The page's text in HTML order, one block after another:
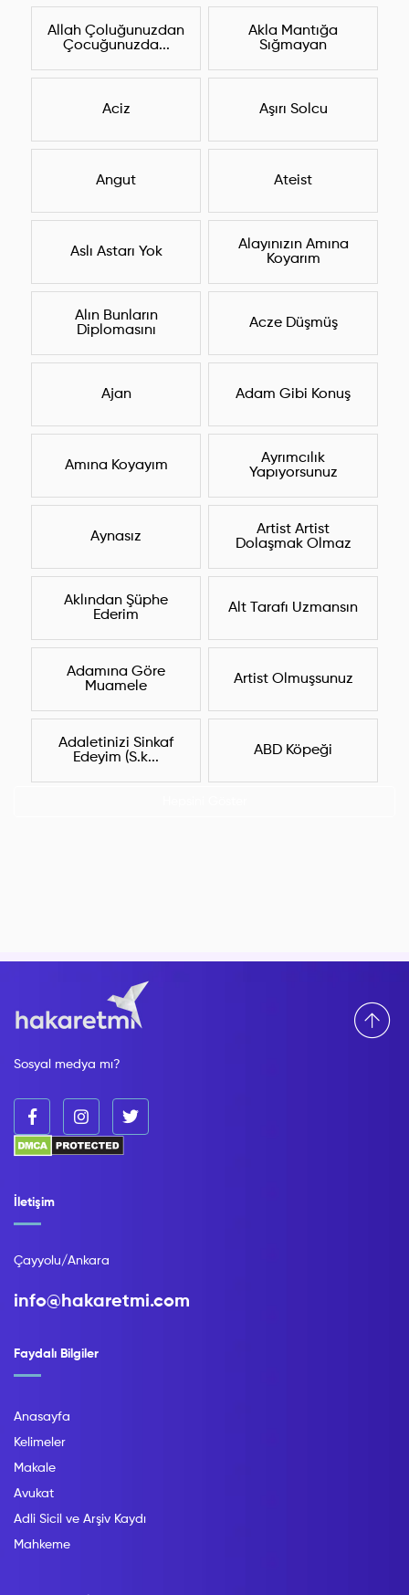
Allah Çoluğunuzdan
Çocuğunuzda...
Akla Mantığa
Sığmayan
Aciz Aşırı Solcu
Angut Ateist
Aslı Astarı Yok
Alayınızın Amına
Koyarım
Alın Bunların
Diplomasını
Acze Düşmüş
Ajan Adam Gibi Konuş
Amına Koyayım
Ayrımcılık
Yapıyorsunuz
Aynasız
Artist Artist
Dolaşmak Olmaz
Aklından Şüphe
Ederim
Alt Tarafı Uzmansın
Adamına Göre
Muamele
Artist Olmuşsunuz
Adaletinizi Sinkaf
Edeyim (S.k...
ABD Köpeği
Sosyal medya mı?
Faydalı Bilgiler
Anasayfa
Kelimeler
Makale
Avukat
Adli Sicil ve Arşiv Kaydı
Mahkeme
İletişim
Çayyolu/Ankara
info@hakaretmi.com